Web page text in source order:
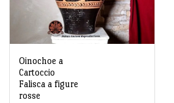
Oinochoe a
Cartoccio
Falisca a figure
rosse